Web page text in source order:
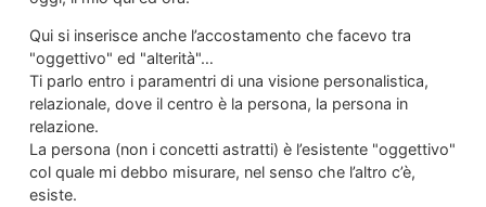
Qui si inserisce anche l’accostamento che facevo tra
"oggettivo" ed "alterità"…
Ti parlo entro i paramentri di una visione personalistica,
relazionale, dove il centro è la persona, la persona in
relazione.
La persona (non i concetti astratti) è l’esistente "oggettivo"
col quale mi debbo misurare, nel senso che l’altro c’è,
esiste.